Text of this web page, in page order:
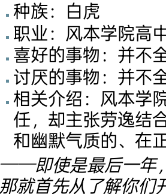
种族：白虎
职业：风本学院高
喜好的事物：并不
讨厌的事物：并不
相关介绍：风本学
任，却主张劳逸结
和幽默气质的、在
──即使是最后一年
那就首先从了解你们